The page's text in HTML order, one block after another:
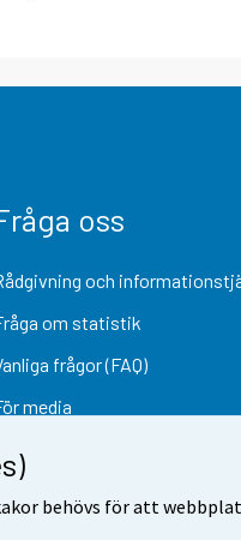
behövs för att
oss
och
om statistik
frågor (FAQ)
media